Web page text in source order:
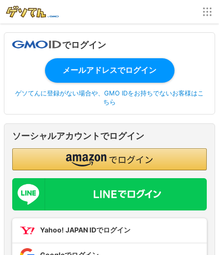
でログイン
ゲソてんに登録がない場合や、GMO IDをお持ちでないお客様はこ
ちら
ソーシャルアカウントでログイン
Yahoo! JAPAN IDでログイン